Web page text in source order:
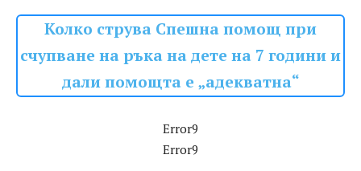
Колко струва Спешна помощ при
счупване на ръка на дете на 7 години и
дали помощта е „адекватна“
Error9
Error9